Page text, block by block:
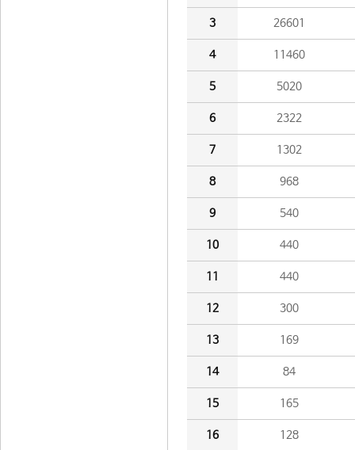
3 26601
4 11460
5 5020
6 2322
7 1302
8 968
9 540
10 440
11 440
12 300
13 169
14 84
15 165
16 128